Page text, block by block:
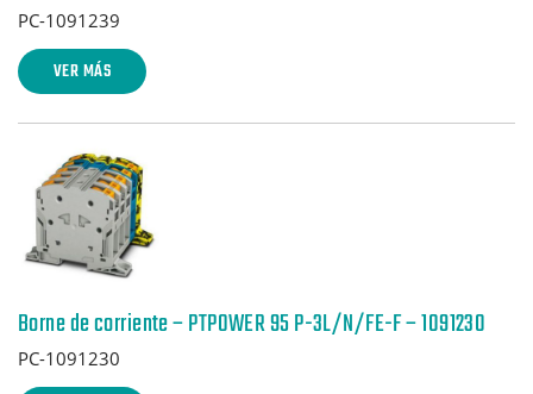
PC-1091239
VER MÁS
Borne de corriente – PTPOWER 95 P-3L/N/FE-F – 1091230
PC-1091230